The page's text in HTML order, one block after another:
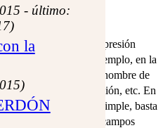
con rapidez una expresión
base de datos. Por ejemplo, en la
en el santoral en el nombre de
y el texto de la oración, etc. En
busca el buscador simple, basta
y se mostrarán los campos
- último:
la